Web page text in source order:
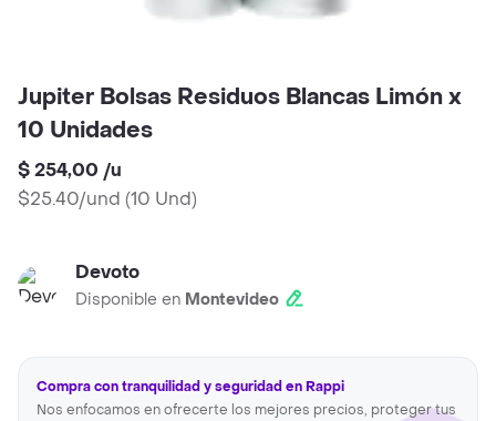
Jupiter Bolsas Residuos Blancas Limón x
10 Unidades
$ 254,00 /u
$25.40/und (10 Und)
Devoto
Disponible en Montevideo
Compra con tranquilidad y seguridad en Rappi
Nos enfocamos en ofrecerte los mejores precios, proteger tus